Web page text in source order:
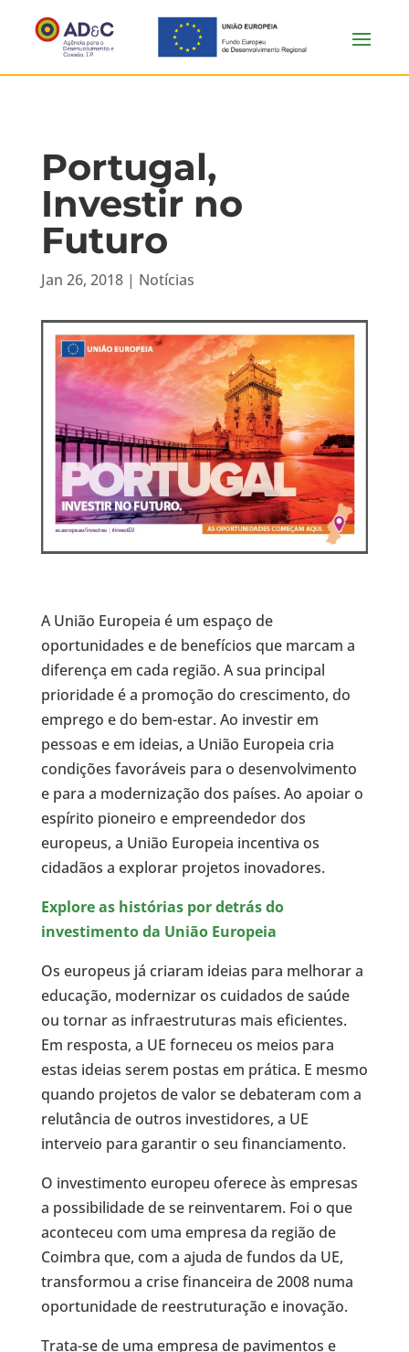
Portugal,
Investir no
Futuro
Jan 26, 2018| Notícias
A União Europeia é um espaço de
oportunidades e de benefícios que marcam a
diferença em cada região. A sua principal
prioridade é a promoção do crescimento, do
emprego e do bem-estar. Ao investir em
pessoas e em ideias, a União Europeia cria
condições favoráveis para o desenvolvimento
e para a modernização dos países. Ao apoiar o
espírito pioneiro e empreendedor dos
europeus, a União Europeia incentiva os
cidadãos a explorar projetos inovadores.
Explore as histórias por detrás do
investimento da União Europeia
Os europeus já criaram ideias para melhorar a
educação, modernizar os cuidados de saúde
ou tornar as infraestruturas mais eficientes.
Em resposta, a UE forneceu os meios para
estas ideias serem postas em prática. E mesmo
quando projetos de valor se debateram com a
relutância de outros investidores, a UE
interveio para garantir o seu financiamento.
O investimento europeu oferece às empresas
a possibilidade de se reinventarem. Foi o que
aconteceu com uma empresa da região de
Coimbra que, com a ajuda de fundos da UE,
transformou a crise financeira de 2008 numa
oportunidade de reestruturação e inovação.
Trata-se de uma empresa de pavimentos e